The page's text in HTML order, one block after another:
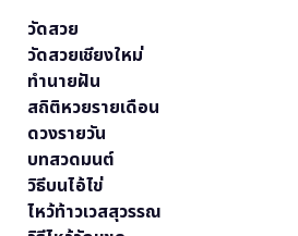
วัดสวย
วัดสวยเชียงใหม่
ทำนายฝัน
สถิติหวยรายเดือน
ดวงรายวัน
บทสวดมนต์
วิธีบนไอ้ไข่
ไหว้ท้าวเวสสุวรรณ